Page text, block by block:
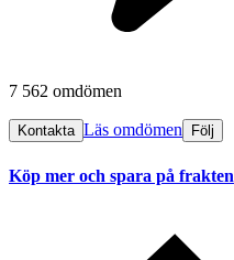
7 562 omdömen
Kontakta Läs omdömen Följ
Köp mer och spara på frakten